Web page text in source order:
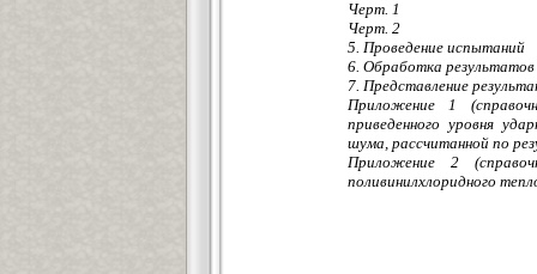
Черт. 1
Черт. 2
5. Проведение испытаний
6. Обработка результатов
7. Представление
Приложение 1
приведенного уровня
шума, рассчитанной по
Приложение 2
поливинилхлоридного